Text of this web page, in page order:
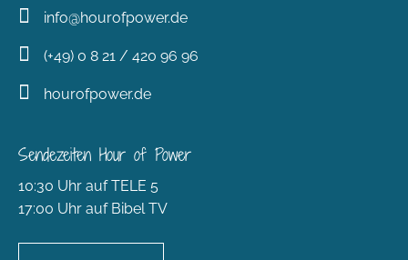
info@hourofpower.de
(+49) 0 8 21 / 420 96 96
hourofpower.de
Sendezeiten Hour of Power
10:30 Uhr auf TELE 5
17:00 Uhr auf Bibel TV